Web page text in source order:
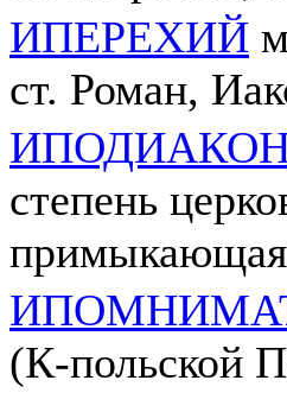
ИПЕРЕХИЙ
ст. Роман,
степень
примыкающая
(К-польской